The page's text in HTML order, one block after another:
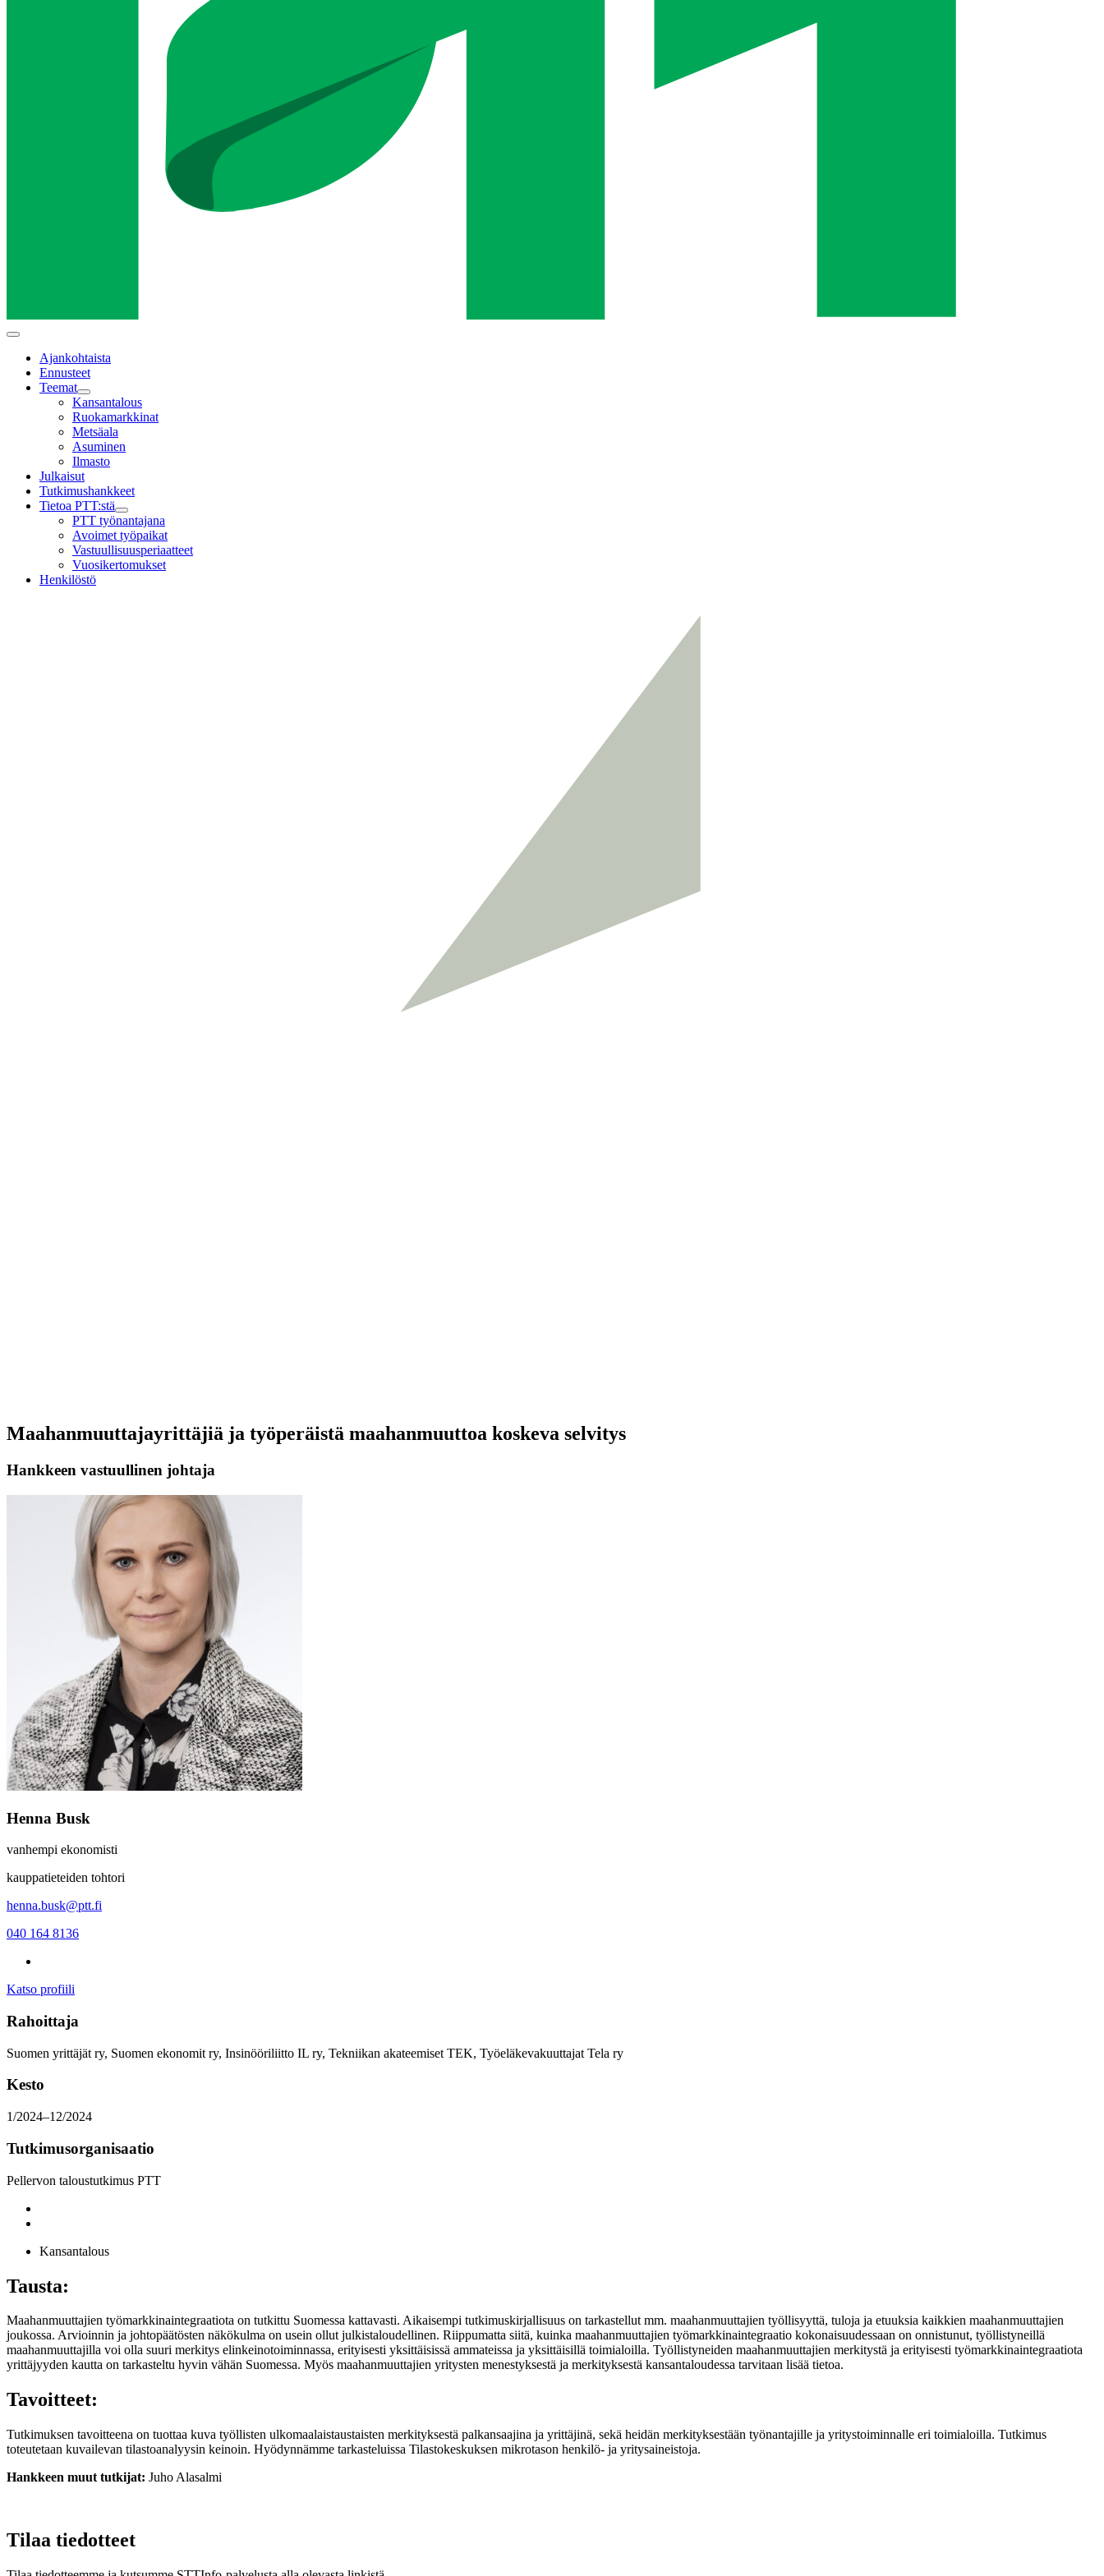
Main
Ajankohtaista
Ennusteet
Teemat
Child
menu
Kansantalous
Ruokamarkkinat
Metsäala
Asuminen
Ilmasto
Julkaisut
Tutkimushankkeet
Tietoa PTT:stä
Child
menu
PTT työnantajana
Avoimet työpaikat
Vastuullisuusperiaatteet
Vuosikertomukset
Henkilöstö
Maahanmuuttajayrittäjiä ja työperäistä maahanmuuttoa koskeva selvitys
Hankkeen vastuullinen johtaja
Henna Busk
vanhempi ekonomisti
kauppatieteiden tohtori
henna.busk@ptt.fi
040 164 8136
Katso profiili
Rahoittaja
Suomen yrittäjät ry, Suomen ekonomit ry, Insinööriliitto IL ry, Tekniikan akateemiset TEK, Työeläkevakuuttajat Tela ry
Kesto
1/2024–12/2024
Tutkimusorganisaatio
Pellervon taloustutkimus PTT
Kansantalous
Tausta:
Maahanmuuttajien työmarkkinaintegraatiota on tutkittu Suomessa kattavasti. Aikaisempi tutkimuskirjallisuus on tarkastellut mm. maahanmuuttajien työllisyyttä, tuloja ja etuuksia kaikkien maahanmuuttajien
joukossa. Arvioinnin ja johtopäätösten näkökulma on usein ollut julkistaloudellinen. Riippumatta siitä, kuinka maahanmuuttajien työmarkkinaintegraatio kokonaisuudessaan on onnistunut, työllistyneillä
maahanmuuttajilla voi olla suuri merkitys elinkeinotoiminnassa, erityisesti yksittäisissä ammateissa ja yksittäisillä toimialoilla. Työllistyneiden maahanmuuttajien merkitystä ja erityisesti työmarkkinaintegraatiota
yrittäjyyden kautta on tarkasteltu hyvin vähän Suomessa. Myös maahanmuuttajien yritysten menestyksestä ja merkityksestä kansantaloudessa tarvitaan lisää tietoa.
Tavoitteet:
Tutkimuksen tavoitteena on tuottaa kuva työllisten ulkomaalaistaustaisten merkityksestä palkansaajina ja yrittäjinä, sekä heidän merkityksestään työnantajille ja yritystoiminnalle eri toimialoilla. Tutkimus
toteutetaan kuvailevan tilastoanalyysin keinoin. Hyödynnämme tarkasteluissa Tilastokeskuksen mikrotason henkilö- ja yritysaineistoja.
Hankkeen muut tutkijat: Juho Alasalmi
Tilaa tiedotteet